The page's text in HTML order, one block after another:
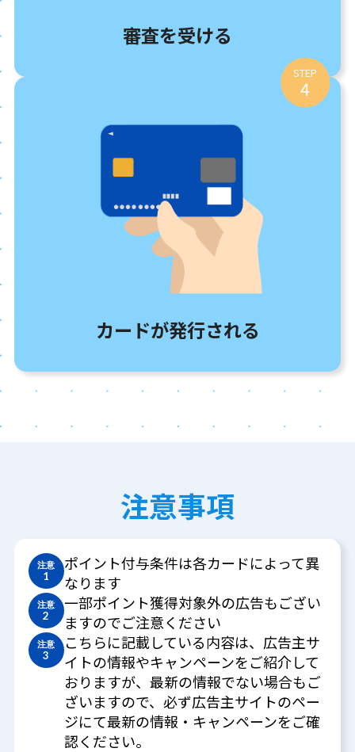
審査を受ける
STEP
4
カードが発行される
注意事項
注意
1
ポイント付与条件は各カードによって異
なります
注意
2
一部ポイント獲得対象外の広告もござい
ますのでご注意ください
注意
3
こちらに記載している内容は、広告主サ
イトの情報やキャンペーンをご紹介して
おりますが、最新の情報でない場合もご
ざいますので、必ず広告主サイトのペー
ジにて最新の情報・キャンペーンをご確
認ください。